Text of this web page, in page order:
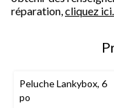
réparation, cliquez ici.
Peluche Lankybox, 6
po